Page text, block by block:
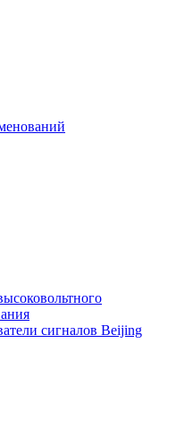
сигналов Beijing